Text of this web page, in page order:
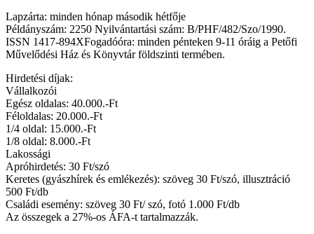
Lapzárta: minden hónap második hétfője
Példányszám: 2250 Nyilvántartási szám: B/PHF/482/Szo/1990.
ISSN 1417-894XFogadóóra: minden pénteken 9-11 óráig a Petőfi
Művelődési Ház és Könyvtár földszinti termében.
Hirdetési díjak:
Vállalkozói
Egész oldalas: 40.000.-Ft
Féloldalas: 20.000.-Ft
1/4 oldal: 15.000.-Ft
1/8 oldal: 8.000.-Ft
Lakossági
Apróhirdetés: 30 Ft/szó
Keretes (gyászhírek és emlékezés): szöveg 30 Ft/szó, illusztráció
500 Ft/db
Családi esemény: szöveg 30 Ft/ szó, fotó 1.000 Ft/db
Az összegek a 27%-os ÁFA-t tartalmazzák.